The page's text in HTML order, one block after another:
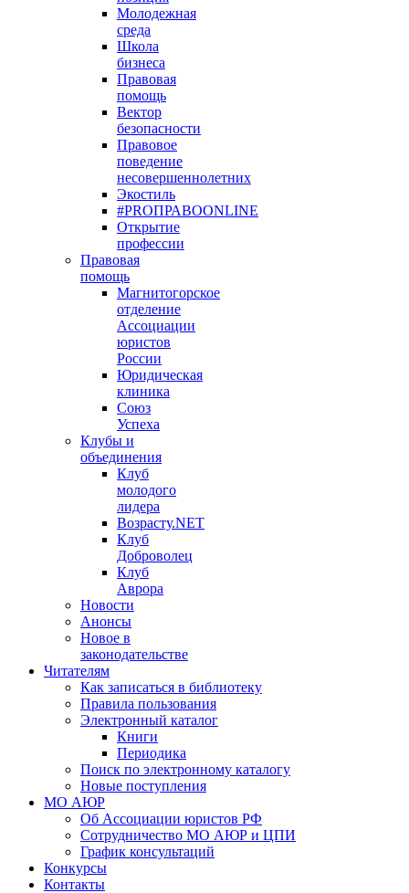
Молодежная
среда
Школа
бизнеса
Правовая
помощь
Вектор
безопасности
Правовое
поведение
несовершеннолетних
Экостиль
#PROПРАВОONLINE
Открытие
профессии
Правовая
помощь
Магнитогорское
отделение
Ассоциации
юристов
России
Юридическая
клиника
Союз
Успеха
Клубы и
объединения
Клуб
молодого
лидера
Возрасту.NET
Клуб
Доброволец
Клуб
Аврора
Новости
Анонсы
Новое в
законодательстве
Читателям
Как записаться в библиотеку
Правила пользования
Электронный каталог
Книги
Периодика
Поиск по электронному каталогу
Новые поступления
МО АЮР
Об Ассоциации юристов РФ
Сотрудничество МО АЮР и ЦПИ
График консультаций
Конкурсы
Контакты